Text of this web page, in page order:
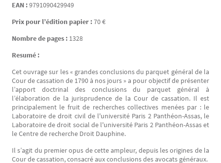
EAN :9791090429949
Prix pour l’édition papier :70 €
Nombre de pages : 1328
Resumé :
Cet ouvrage sur les « grandes conclusions du parquet général de la
Cour de cassation de 1790 à nos jours » a pour objectif de présenter
l’apport doctrinal des conclusions du parquet général à
l’élaboration de la jurisprudence de la Cour de cassation. Il est
principalement le fruit de recherches collectives menées par : le
Laboratoire de droit civil de l'université Paris 2 Panthéon-Assas, le
Laboratoire de droit social de l'université Paris 2 Panthéon-Assas et
le Centre de recherche Droit Dauphine.
Il s’agit du premier opus de cette ampleur, depuis les origines de la
Cour de cassation, consacré aux conclusions des avocats généraux.